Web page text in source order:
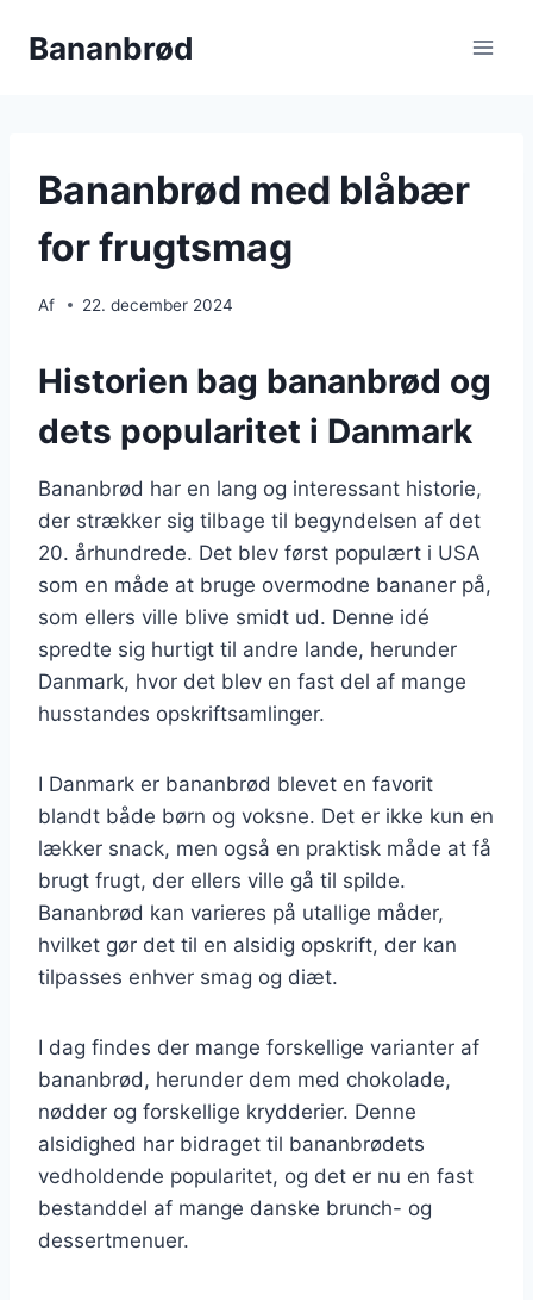
Bananbrød
Bananbrød med blåbær
for frugtsmag
Af 22. december 2024
Historien bag bananbrød og
dets popularitet i Danmark
Bananbrød har en lang og interessant historie,
der strækker sig tilbage til begyndelsen af det
20. århundrede. Det blev først populært i USA
som en måde at bruge overmodne bananer på,
som ellers ville blive smidt ud. Denne idé
spredte sig hurtigt til andre lande, herunder
Danmark, hvor det blev en fast del af mange
husstandes opskriftsamlinger.
I Danmark er bananbrød blevet en favorit
blandt både børn og voksne. Det er ikke kun en
lækker snack, men også en praktisk måde at få
brugt frugt, der ellers ville gå til spilde.
Bananbrød kan varieres på utallige måder,
hvilket gør det til en alsidig opskrift, der kan
tilpasses enhver smag og diæt.
I dag findes der mange forskellige varianter af
bananbrød, herunder dem med chokolade,
nødder og forskellige krydderier. Denne
alsidighed har bidraget til bananbrødets
vedholdende popularitet, og det er nu en fast
bestanddel af mange danske brunch- og
dessertmenuer.